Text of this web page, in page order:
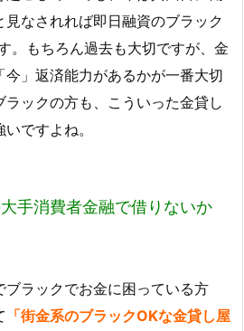
なされれば即日融資のブラック
。もちろん過去も大切ですが、金
」返済能力があるかが一番大切
ックの方も、こういった金貸し
ですよね。
手消費者金融で借りないか
ブラックでお金に困っている方
「街金系のブラックOKな金貸し屋